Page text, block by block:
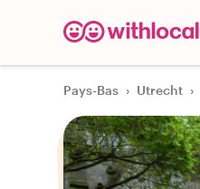
Pays-Bas › Utrecht ›